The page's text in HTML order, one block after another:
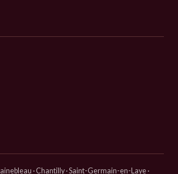
· Chantilly · Saint-Germain-en-Laye ·